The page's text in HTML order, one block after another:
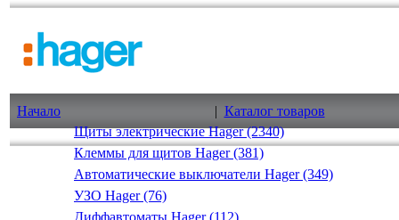
Начало | Каталог товаров
Щиты электрические Hager (2340)
Клеммы для щитов Hager (381)
Автоматические выключатели Hager (349)
УЗО Hager (76)
Диффавтоматы Hager (112)